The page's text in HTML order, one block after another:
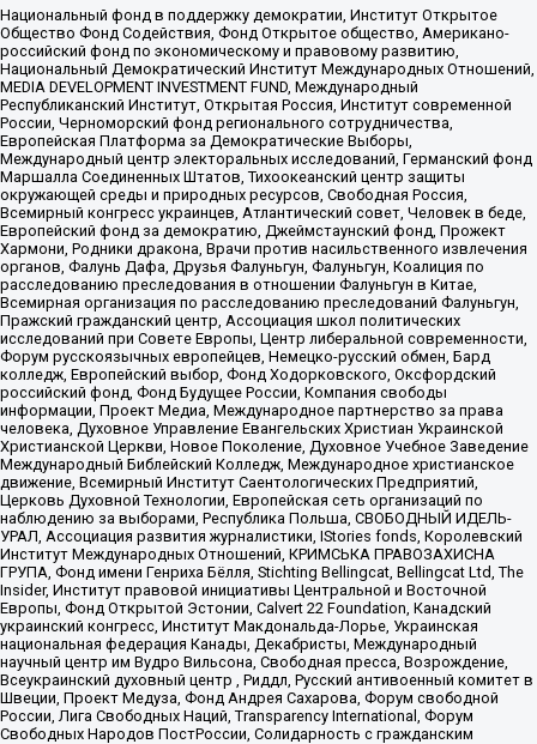
Национальный фонд в поддержку демократии, Институт Открытое
Общество Фонд Содействия, Фонд Открытое общество, Американо-
российский фонд по экономическому и правовому развитию,
Национальный Демократический Институт Международных Отношений,
MEDIA DEVELOPMENT INVESTMENT FUND, Международный
Республиканский Институт, Открытая Россия, Институт современной
России, Черноморский фонд регионального сотрудничества,
Европейская Платформа за Демократические Выборы,
Международный центр электоральных исследований, Германский фонд
Маршалла Соединенных Штатов, Тихоокеанский центр защиты
окружающей среды и природных ресурсов, Свободная Россия,
Всемирный конгресс украинцев, Атлантический совет, Человек в беде,
Европейский фонд за демократию, Джеймстаунский фонд, Прожект
Хармони, Родники дракона, Врачи против насильственного извлечения
органов, Фалунь Дафа, Друзья Фалуньгун, Фалуньгун, Коалиция по
расследованию преследования в отношении Фалуньгун в Китае,
Всемирная организация по расследованию преследований Фалуньгун,
Пражский гражданский центр, Ассоциация школ политических
исследований при Совете Европы, Центр либеральной современности,
Форум русскоязычных европейцев, Немецко-русский обмен, Бард
колледж, Европейский выбор, Фонд Ходорковского, Оксфордский
российский фонд, Фонд Будущее России, Компания свободы
информации, Проект Медиа, Международное партнерство за права
человека, Духовное Управление Евангельских Христиан Украинской
Христианской Церкви, Новое Поколение, Духовное Учебное Заведение
Международный Библейский Колледж, Международное христианское
движение, Всемирный Институт Саентологических Предприятий,
Церковь Духовной Технологии, Европейская сеть организаций по
наблюдению за выборами, Республика Польша, СВОБОДНЫЙ ИДЕЛЬ-
УРАЛ, Ассоциация развития журналистики, IStories fonds, Королевский
Институт Международных Отношений, КРИМСЬКА ПРАВОЗАХИСНА
ГРУПА, Фонд имени Генриха Бёлля, Stichting Bellingcat, Bellingcat Ltd, The
Insider, Институт правовой инициативы Центральной и Восточной
Европы, Фонд Открытой Эстонии, Calvert 22 Foundation, Канадский
украинский конгресс, Институт Макдональда-Лорье, Украинская
национальная федерация Канады, Декабристы, Международный
научный центр им Вудро Вильсона, Свободная пресса, Возрождение,
Всеукраинский духовный центр , Риддл, Русский антивоенный комитет в
Швеции, Проект Медуза, Фонд Андрея Сахарова, Форум свободной
России, Лига Свободных Наций, Transparеncy International, Форум
Свободных Народов ПостРоссии, Солидарность с гражданским